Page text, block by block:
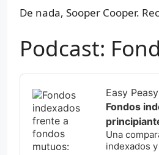
De nada, Sooper Cooper.
Podcast:
Audio
Player
Easy
Fondos
Una
indexados